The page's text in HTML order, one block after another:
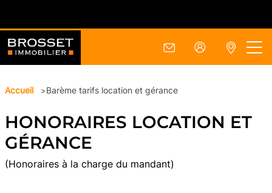
Accueil >Barème tarifs location et gérance
HONORAIRES LOCATION ET
GÉRANCE
(Honoraires à la charge du mandant)